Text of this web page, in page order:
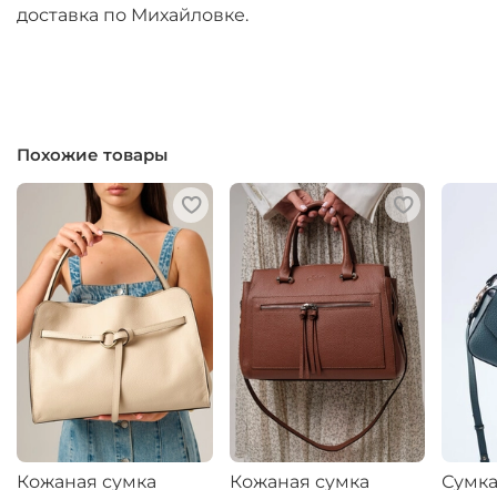
доставка по Михайловке.
Похожие товары
Кожаная сумка
Кожаная сумка